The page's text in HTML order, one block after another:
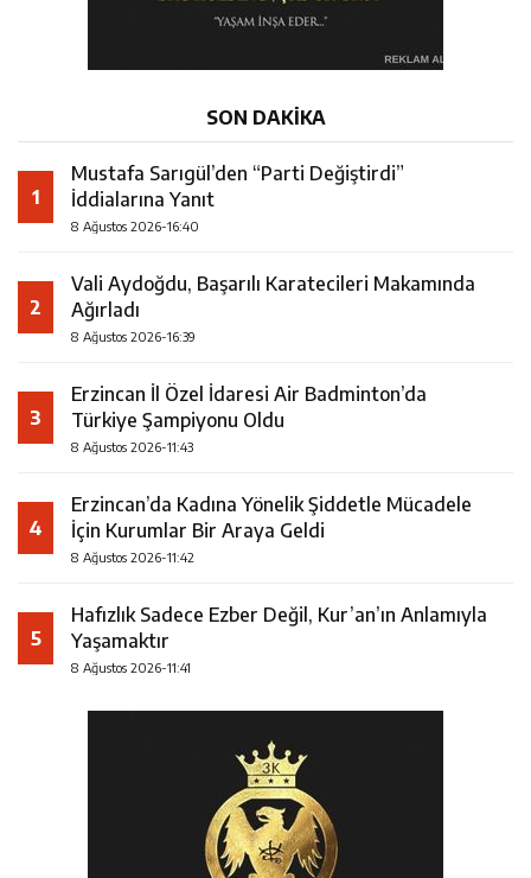
SON DAKİKA
1
Mustafa Sarıgül’den “Parti Değiştirdi”
İddialarına Yanıt
8 Ağustos 2026-16:40
2
Vali Aydoğdu, Başarılı Karatecileri Makamında
Ağırladı
8 Ağustos 2026-16:39
3
Erzincan İl Özel İdaresi Air Badminton’da
Türkiye Şampiyonu Oldu
8 Ağustos 2026-11:43
4
Erzincan’da Kadına Yönelik Şiddetle Mücadele
İçin Kurumlar Bir Araya Geldi
8 Ağustos 2026-11:42
5
Hafızlık Sadece Ezber Değil, Kur’an’ın Anlamıyla
Yaşamaktır
8 Ağustos 2026-11:41